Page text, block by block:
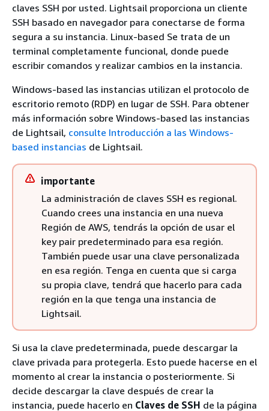
claves SSH por usted. Lightsail proporciona un cliente
SSH basado en navegador para conectarse de forma
segura a su instancia. Linux-based Se trata de un
terminal completamente funcional, donde puede
escribir comandos y realizar cambios en la instancia.
Windows-based las instancias utilizan el protocolo de
escritorio remoto (RDP) en lugar de SSH. Para obtener
más información sobre Windows-based las instancias
de Lightsail, consulte Introducción a las Windows-
based instancias de Lightsail.
importante
La administración de claves SSH es regional.
Cuando crees una instancia en una nueva
Región de AWS, tendrás la opción de usar el
key pair predeterminado para esa región.
También puede usar una clave personalizada
en esa región. Tenga en cuenta que si carga
su propia clave, tendrá que hacerlo para cada
región en la que tenga una instancia de
Lightsail.
Si usa la clave predeterminada, puede descargar la
clave privada para protegerla. Esto puede hacerse en el
momento al crear la instancia o posteriormente. Si
decide descargar la clave después de crear la
instancia, puede hacerlo en Claves de SSH de la página